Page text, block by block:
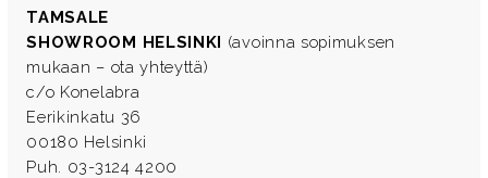
TAMSALE
SHOWROOM HELSINKI (avoinna sopimuksen
mukaan – ota yhteyttä)
c/o Konelabra
Eerikinkatu 36
00180 Helsinki
Puh. 03-3124 4200